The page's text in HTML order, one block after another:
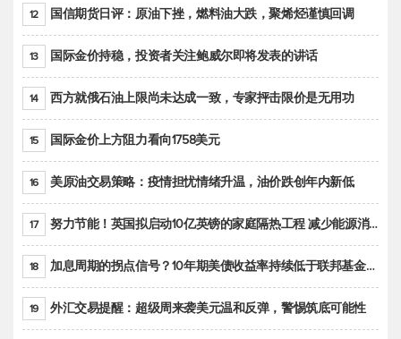
12 国信期货日评：原油下挫，燃料油大跌，聚烯烃谨慎回调
13 国际金价持稳，投资者关注鲍威尔即将发表的讲话
14 西方就俄石油上限尚未达成一致，专家抨击限价是无用功
15 国际金价上方阻力看向1758美元
16 美原油交易策略：疫情担忧情绪升温，油价跌创年内新低
17 努力节能！英国拟启动10亿英镑的家庭隔热工程 减少能源消耗
18 加息周期的拐点信号？10年期美债收益率持续低于联邦基金利率目标区间
19 外汇交易提醒：超级周来袭美元温和反弹，警惕筑底可能性